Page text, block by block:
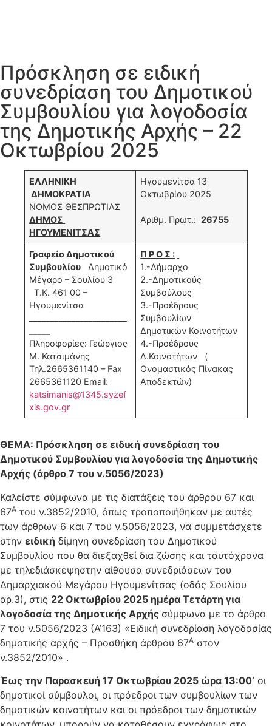
Πρόσκληση σε ειδική
συνεδρίαση του Δημοτικού
Συμβουλίου για λογοδοσία
της Δημοτικής Αρχής – 22
Οκτωβρίου 2025
ΕΛΛΗΝΙΚΗ
ΔΗΜΟΚΡΑΤΙΑ
ΝΟΜΟΣ ΘΕΣΠΡΩΤΙΑΣ
ΔΗΜΟΣ
ΗΓΟΥΜΕΝΙΤΣΑΣ
Ηγουμενίτσα 13
Οκτωβρίου 2025
Αριθμ. Πρωτ.:26755
Γραφείο Δημοτικού
Συμβουλίου Δημοτικό
Μέγαρο – Σουλίου 3
Τ.Κ. 461 00 –
Ηγουμενίτσα
Πληροφορίες: Γεώργιος
Μ. Κατσιμάνης
Τηλ.2665361140 – Fax
2665361120 Email:
katsimanis@1345.syzef
xis.gov.gr
Π Ρ Ο Σ :
1.-Δήμαρχο
2.-Δημοτικούς
Συμβούλους
3.-Προέδρους
Συμβουλίων
Δημοτικών Κοινοτήτων
4.-Προέδρους
Δ.Κοινοτήτων (
Ονομαστικός Πίνακας
Αποδεκτών)
ΘΕΜΑ: Πρόσκληση σε ειδική συνεδρίαση του
Δημοτικού Συμβουλίου για λογοδοσία της Δημοτικής
Αρχής (άρθρο 7 του ν.5056/2023)
Καλείστε σύμφωνα με τις διατάξεις του άρθρου 67 και
67Α του ν.3852/2010, όπως τροποποιήθηκαν με αυτές
των άρθρων 6 και 7 του ν.5056/2023, να συμμετάσχετε
στην ειδική δίμηνη συνεδρίαση του Δημοτικού
Συμβουλίου που θα διεξαχθεί δια ζώσης και ταυτόχρονα
με τηλεδιάσκεψηστην αίθουσα συνεδριάσεων του
Δημαρχιακού Μεγάρου Ηγουμενίτσας (οδός Σουλίου
αρ.3), στις 22 Οκτωβρίου 2025 ημέρα Τετάρτη για
λογοδοσία της Δημοτικής Αρχής σύμφωνα με το άρθρο
7 του ν.5056/2023 (Α’163) «Ειδική συνεδρίαση λογοδοσίας
δημοτικής αρχής – Προσθήκη άρθρου 67Α στον
ν.3852/2010» .
Έως την Παρασκευή 17 Οκτωβρίου 2025 ώρα 13:00’ οι
δημοτικοί σύμβουλοι, οι πρόεδροι των συμβουλίων των
δημοτικών κοινοτήτων και οι πρόεδροι των δημοτικών